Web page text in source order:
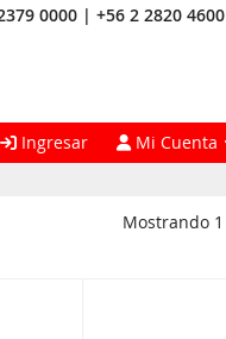
0000 | +56 2 2820 4600
Ingresar Mi Cuenta
Mostrando 1